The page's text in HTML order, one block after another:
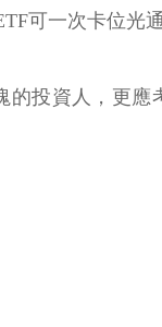
可一次卡位
投資人，更